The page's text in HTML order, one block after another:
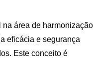
área de harmonização
eficácia e segurança
Este conceito é